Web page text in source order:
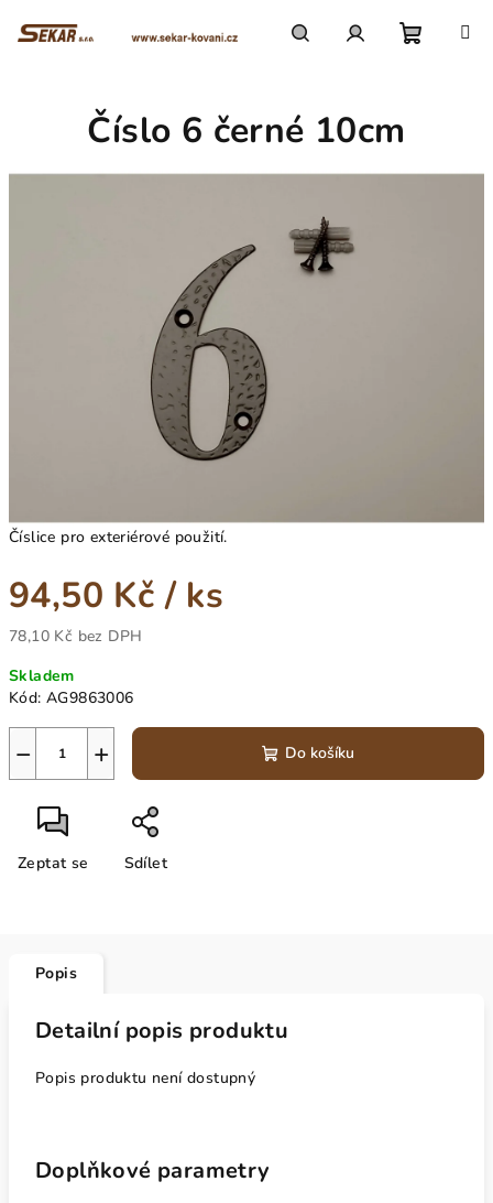
Číslice pro exteriérové použití.
94,50 Kč/ ks
78,10 Kč bez DPH
cena:
Skladem
Kód: AG9863006
+
− Do košíku
Zeptat se Sdílet
Číslo 6 černé 10cm
Popis
Detailní popis produktu
Popis produktu není dostupný
Doplňkové parametry